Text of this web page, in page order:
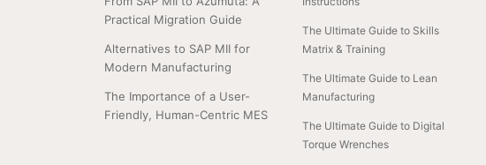
Practical Migration Guide
Alternatives to SAP MII for
Modern Manufacturing
The Importance of a User-
Friendly, Human-Centric MES
The Ultimate Guide to Skills
Matrix & Training
The Ultimate Guide to Lean
Manufacturing
The Ultimate Guide to Digital
Torque Wrenches